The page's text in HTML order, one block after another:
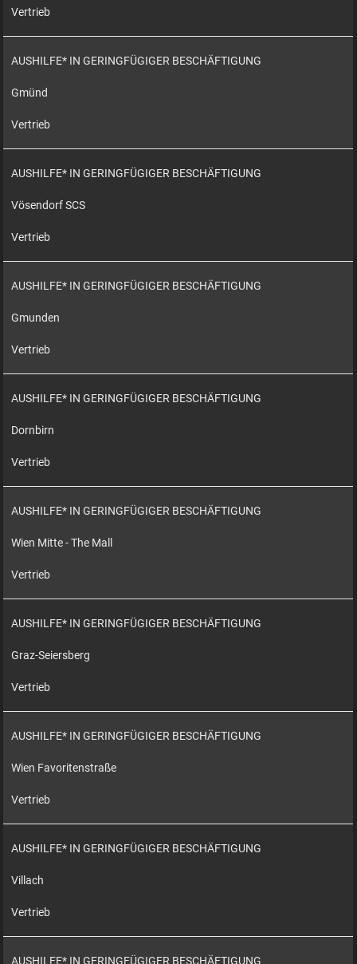
Vertrieb
AUSHILFE* IN GERINGFÜGIGER BESCHÄFTIGUNG
Gmünd
Vertrieb
AUSHILFE* IN GERINGFÜGIGER BESCHÄFTIGUNG
Vösendorf SCS
Vertrieb
AUSHILFE* IN GERINGFÜGIGER BESCHÄFTIGUNG
Gmunden
Vertrieb
AUSHILFE* IN GERINGFÜGIGER BESCHÄFTIGUNG
Dornbirn
Vertrieb
AUSHILFE* IN GERINGFÜGIGER BESCHÄFTIGUNG
Wien Mitte - The Mall
Vertrieb
AUSHILFE* IN GERINGFÜGIGER BESCHÄFTIGUNG
Graz-Seiersberg
Vertrieb
AUSHILFE* IN GERINGFÜGIGER BESCHÄFTIGUNG
Wien Favoritenstraße
Vertrieb
AUSHILFE* IN GERINGFÜGIGER BESCHÄFTIGUNG
Villach
Vertrieb
AUSHILFE* IN GERINGFÜGIGER BESCHÄFTIGUNG